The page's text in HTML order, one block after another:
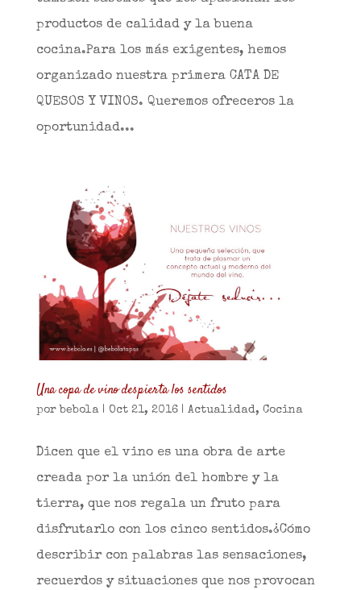
productos de calidad y la buena
cocina.Para los más exigentes, hemos
organizado nuestra primera CATA DE
QUESOS Y VINOS. Queremos ofreceros la
oportunidad...
Una copa de vino despierta los sentidos
por bebola| Oct 21, 2016| Actualidad, Cocina
Dicen que el vino es una obra de arte
creada por la unión del hombre y la
tierra, que nos regala un fruto para
disfrutarlo con los cinco sentidos.¿Cómo
describir con palabras las sensaciones,
recuerdos y situaciones que nos provocan